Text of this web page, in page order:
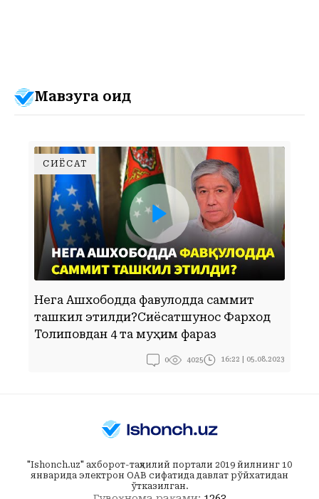
Мавзуга оид
НЕГА АШХОБОДДА ФАВҚУЛОДДА САММИТ ТАШКИЛ ЭТИЛДИ?СИЁСАТШУНОС ФАРХОД ТОЛИПОВДАН 4 ТА МУҲИМ ФАРАЗ
СИЁСАТ
Нега Ашхободда фавқулодда саммит
ташкил этилди?Сиёсатшунос Фарход
Толиповдан 4 та муҳим фараз
0 4025 16:22 | 05.08.2023
"Ishonch.uz" ахборот-таҳлилий портали 2019 йилнинг 10
январида электрон ОАВ сифатида давлат рўйхатидан
ўтказилган.